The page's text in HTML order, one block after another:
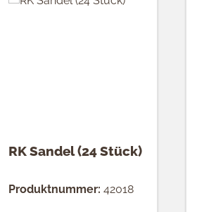
RK Sandel (24 Stück)
Produktnummer: 42018